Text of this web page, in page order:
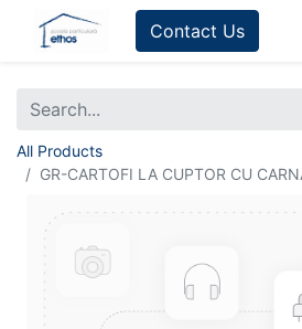
Contact Us
All Products
GR-CARTOFI LA CUPTOR CU